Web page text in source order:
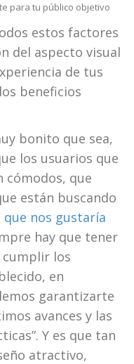
para tu público objetivo
estos factores
del aspecto visual
de tus
beneficios
bonito que sea,
los usuarios que
cómodos, que
están buscando
nos gustaría
hay que tener
cumplir los
en
garantizarte
avances y las
Y es que tan
atractivo,